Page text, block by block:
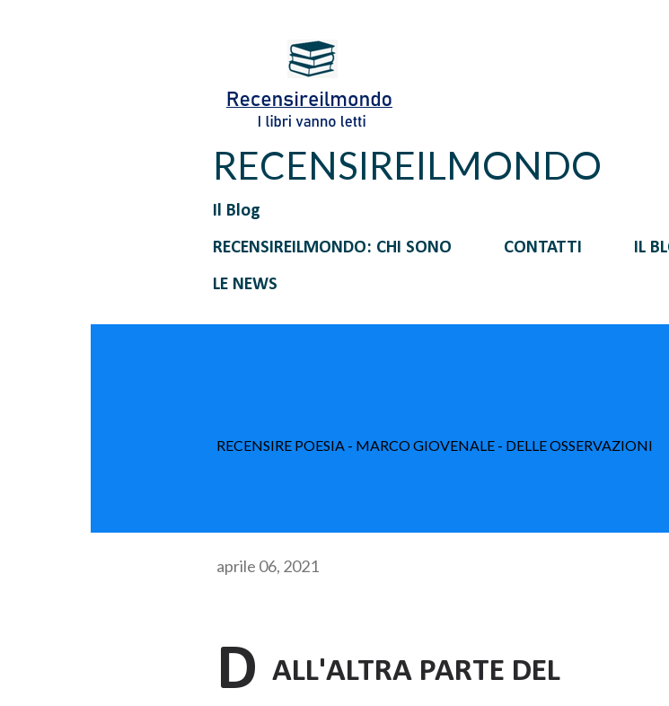
RECENSIREILMONDO
Il Blog
RECENSIREILMONDO: CHI SONO CONTATTI IL
LE NEWS
RECENSIRE POESIA - MARCO GIOVENALE - DELLE OSSERVAZIONI
aprile 06, 2021
D ALL'ALTRA PARTE DEL